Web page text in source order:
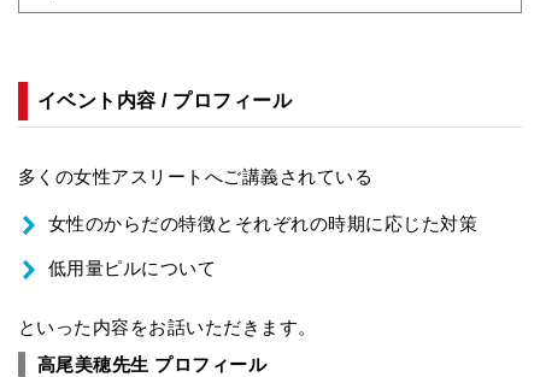
イベント内容 / プロフィール
多くの女性アスリートへご講義されている
女性のからだの特徴とそれぞれの時期に応じた対策
低用量ピルについて
といった内容をお話いただきます。
高尾美穂先生 プロフィール